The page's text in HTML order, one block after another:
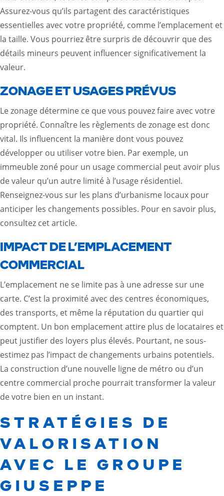
Assurez-vous qu’ils partagent des caractéristiques
essentielles avec votre propriété, comme l’emplacement et
la taille. Vous pourriez être surpris de découvrir que des
détails mineurs peuvent influencer significativement la
valeur.
ZONAGE ET USAGES PRÉVUS
Le zonage détermine ce que vous pouvez faire avec votre
propriété. Connaître les règlements de zonage est donc
vital. Ils influencent la manière dont vous pouvez
développer ou utiliser votre bien. Par exemple, un
immeuble zoné pour un usage commercial peut avoir plus
de valeur qu’un autre limité à l’usage résidentiel.
Renseignez-vous sur les plans d’urbanisme locaux pour
anticiper les changements possibles. Pour en savoir plus,
consultez cetarticle.
IMPACT DE L’EMPLACEMENT
COMMERCIAL
L’emplacement ne se limite pas à une adresse sur une
carte. C’est la proximité avec des centres économiques,
des transports, et même la réputation du quartier qui
comptent. Un bon emplacement attire plus de locataires et
peut justifier des loyers plus élevés. Pourtant, ne sous-
estimez pas l’impact de changements urbains potentiels.
La construction d’une nouvelle ligne de métro ou d’un
centre commercial proche pourrait transformer la valeur
de votre bien en un instant.
STRATÉGIES DE
VALORISATION
AVEC LE GROUPE
GIUSEPPE